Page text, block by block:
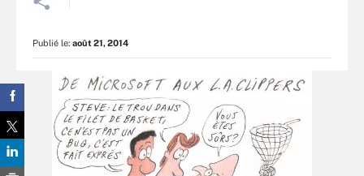
Publié le: août 21, 2014